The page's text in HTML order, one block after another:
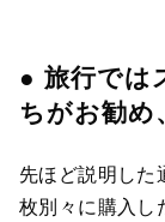
● 旅行では
ちがお勧め
先ほど説明し
枚別々に購入し